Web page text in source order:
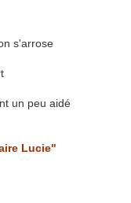
s'arrose
un peu aidé
Lucie"